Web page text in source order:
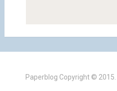
Paperblog Copyright © 2015.